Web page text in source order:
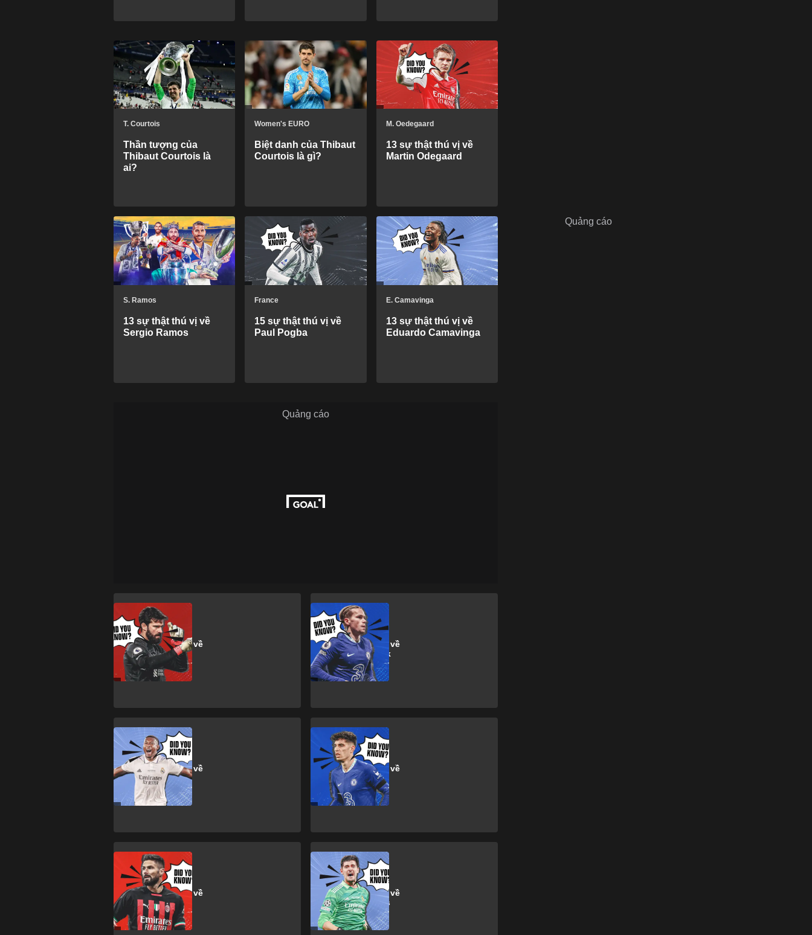
T. Courtois
Thần tượng của
Thibaut Courtois là
ai?
Women's EURO
Biệt danh của Thibaut
Courtois là gì?
M. Oedegaard
13 sự thật thú vị về
Martin Odegaard
S. Ramos
13 sự thật thú vị về
Sergio Ramos
France
15 sự thật thú vị về
Paul Pogba
E. Camavinga
13 sự thật thú vị về
Eduardo Camavinga
A. Becker
13 sự thật thú vị về
Alisson Becker
M. Mudryk
13 sự thật thú vị về
Mykhailo Mudryk
13 sự thật thú vị về
David Alaba
K. Havertz
13 sự thật thú vị về
Kai Havertz
O. Giroud
13 sự thật thú vị về
Olivier Giroud
T. Courtois
13 sự thật thú vị về
Thibaut Courtois